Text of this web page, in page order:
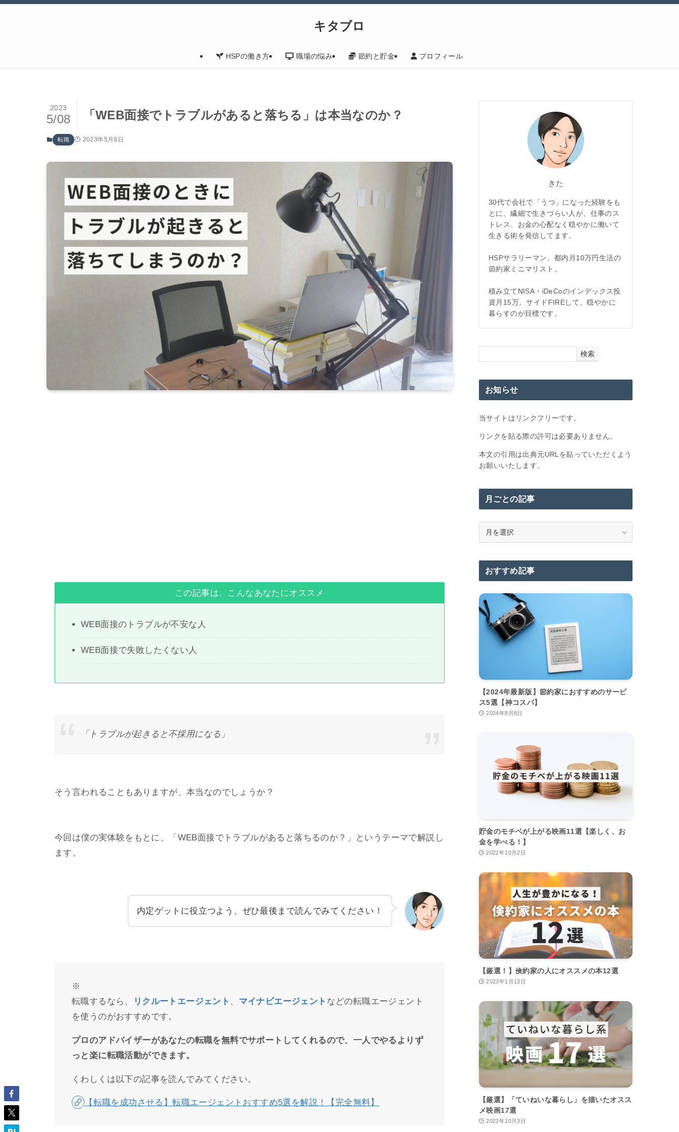
キタブロ
HSPの働き方 職場の悩み 節約と貯金 プロフィール
「WEB面接でトラブルがあると落ちる」は本当なのか？
2023
5/08
転職 2023年5月8日
この記事は、こんなあなたにオススメ
WEB面接のトラブルが不安な人
WEB面接で失敗したくない人
「トラブルが起きると不採用になる」
そう言われることもありますが、本当なのでしょうか？
今回は僕の実体験をもとに、「WEB面接でトラブルがあると落ちるのか？」というテーマで解説し
ます。
内定ゲットに役立つよう、ぜひ最後まで読んでみてください！
※
転職するなら、
リクルートエージェント 、 マイナビエージェント などの転職エージェント
を使うのがおすすめです。
プロのアドバイザーがあなたの転職を無料でサポートしてくれるので、一人でやるよりず
っと楽に転職活動ができます。
くわしくは以下の記事を読んでみてください。
【転職を成功させる】転職エージェントおすすめ5選を解説！【完全無料】
きた
30代で会社で「うつ」になった経験をも
とに、繊細で生きづらい人が、仕事のス
トレス、お金の心配なく穏やかに働いて
生きる術を発信してます。
HSPサラリーマン。都内月10万円生活の
節約家ミニマリスト。
積み立てNISA・iDeCoのインデックス投
資月15万。サイドFIREして、穏やかに
暮らすのが目標です。
検索
お知らせ
当サイトはリンクフリーです。
リンクを貼る際の許可は必要ありません。
本文の引用は出典元URLを貼っていただくよう
お願いいたします。
月ごとの記事
の
記
事
おすすめ記事
【2024年最新版】節約家におすすめのサービ
ス5選【神コスパ】
2024年8月8日
貯金のモチベが上がる映画11選【楽しく、お
金を学べる！】
2022年10月2日
【厳選！】倹約家の人にオススメの本12選
2023年1月13日
【厳選】「ていねいな暮らし」を描いたオスス
メ映画17選
2022年10月3日